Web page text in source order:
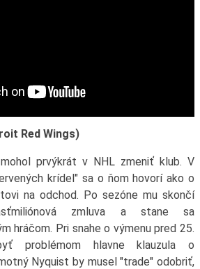
Red Wings)
prvýkrát v NHL zmeniť klub. V
krídel" sa o ňom hovorí ako o
na odchod. Po sezóne mu skončí
zmluva a stane sa
hráčom. Pri snahe o výmenu pred 25.
problémom hlavne klauzula o
Nyquist by musel "trade" odobriť,